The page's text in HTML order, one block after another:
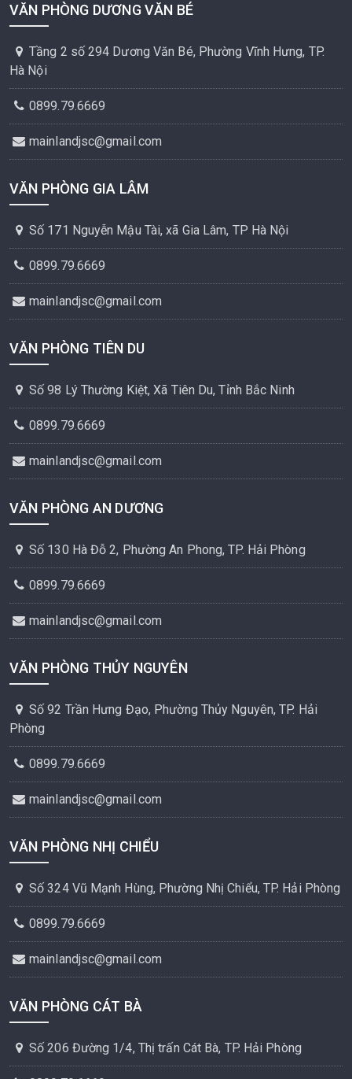
VĂN PHÒNG DƯƠNG VĂN BÉ
Tầng 2 số 294 Dương Văn Bé, Phường Vĩnh Hưng, TP.
Hà Nội
0899.79.6669
mainlandjsc@gmail.com
VĂN PHÒNG GIA LÂM
Số 171 Nguyễn Mậu Tài, xã Gia Lâm, TP Hà Nội
0899.79.6669
mainlandjsc@gmail.com
VĂN PHÒNG TIÊN DU
Số 98 Lý Thường Kiệt, Xã Tiên Du, Tỉnh Bắc Ninh
0899.79.6669
mainlandjsc@gmail.com
VĂN PHÒNG AN DƯƠNG
Số 130 Hà Đỗ 2, Phường An Phong, TP. Hải Phòng
0899.79.6669
mainlandjsc@gmail.com
VĂN PHÒNG THỦY NGUYÊN
Số 92 Trần Hưng Đạo, Phường Thủy Nguyên, TP. Hải
Phòng
0899.79.6669
mainlandjsc@gmail.com
VĂN PHÒNG NHỊ CHIỂU
Số 324 Vũ Mạnh Hùng, Phường Nhị Chiểu, TP. Hải Phòng
0899.79.6669
mainlandjsc@gmail.com
VĂN PHÒNG CÁT BÀ
Số 206 Đường 1/4, Thị trấn Cát Bà, TP. Hải Phòng